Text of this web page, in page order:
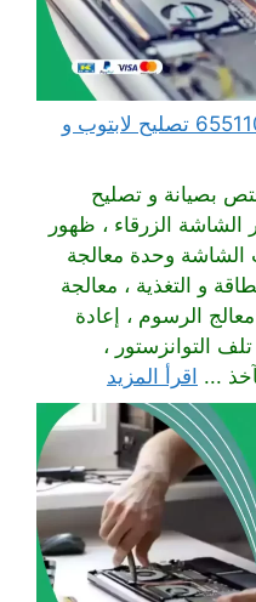
مهندس كمبيوتر الضباعية 65511033 تصليح لابتوب و
بصيانة و تصليح
الزرقاء ، ظهور
الشاشة وحدة معالجة
و التغذية ، معالجة
الرسوم ، إعادة
التوانزستور ،
... اقرأ المزيد